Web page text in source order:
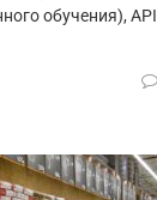
обучения), API